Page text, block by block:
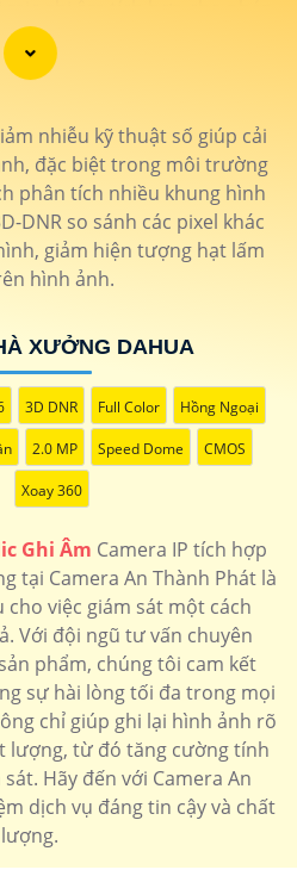
chi tiết với âm thanh sống
giữa hình ảnh và âm thanh
việc bảo vệ và giám sát tài
quan với camera thông minh
cậy để bảo vệ ngôi nhà và
của bạn."
'
nhiễu kỹ thuật số giúp cải
đặc biệt trong môi trường
phân tích nhiều khung hình
DNR so sánh các pixel khác
giảm hiện tượng hạt lấm
hình ảnh.
XƯỞNG DAHUA
3D DNR Full Color Hồng Ngoại
2.0 MP Speed Dome CMOS
Xoay 360
Ghi Âm Camera IP tích hợp
tại Camera An Thành Phát là
việc giám sát một cách
Với đội ngũ tư vấn chuyên
phẩm, chúng tôi cam kết
sự hài lòng tối đa trong mọi
chỉ giúp ghi lại hình ảnh rõ
lượng, từ đó tăng cường tính
Hãy đến với Camera An
dịch vụ đáng tin cậy và chất
lượng.